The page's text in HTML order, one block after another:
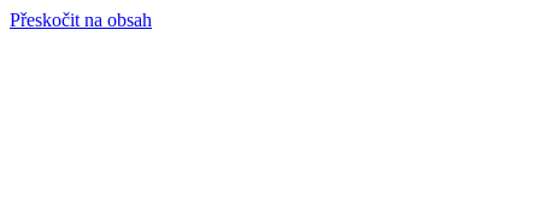
Přeskočit na obsah